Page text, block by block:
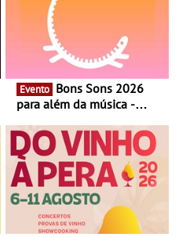
Evento
para além da música -
percursos, oficinas,
atividades para toda a
família e muito mais